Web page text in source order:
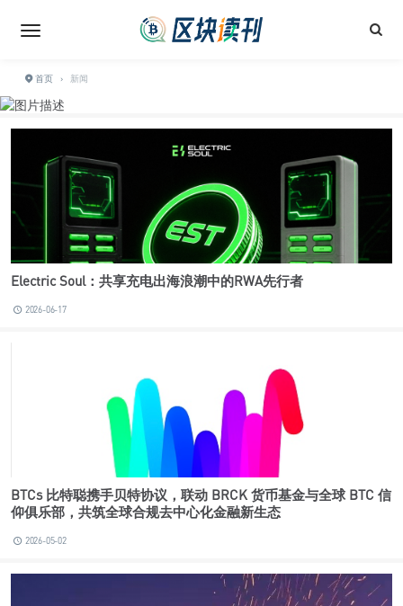
首页 › 新闻
Electric Soul：共享充电出海浪潮中的RWA先行者
2026-06-17
BTCs 比特聪携手贝特协议，联动 BRCK 货币基金与全球 BTC 信
仰俱乐部，共筑全球合规去中心化金融新生态
2026-05-02